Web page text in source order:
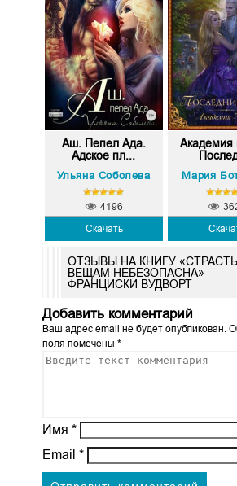
Аш. Пепел Ада.
Адское пл...
Ульяна Соболева
Скачать
4196
Академия
Мария
ОТЗЫВЫ НА КНИГУ
ВЕЩАМ НЕБЕЗОПАСНА»
ФРАНЦИСКИ ВУДВОРТ
Добавить комментарий
Ваш адрес email не будет опубликован.
поля помечены *
Имя *
Email *